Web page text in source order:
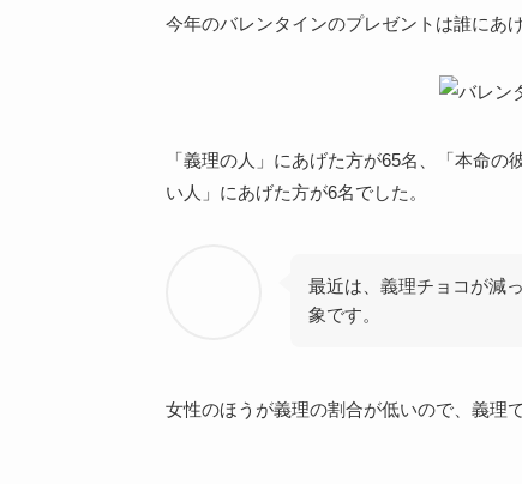
今年のバレンタインのプレゼントは誰にあ
「義理の人」にあげた方が65名、「本命
い人」にあげた方が6名でした。
最近は、義理チョコが減
象です。
女性のほうが義理の割合が低いので、義理